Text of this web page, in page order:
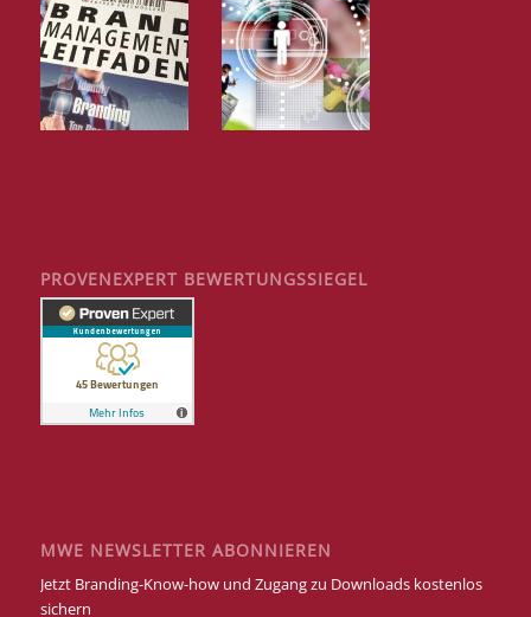
PROVENEXPERT BEWERTUNGSSIEGEL
MWE NEWSLETTER ABONNIEREN
Jetzt Branding-Know-how und Zugang zu Downloads kostenlos
sichern